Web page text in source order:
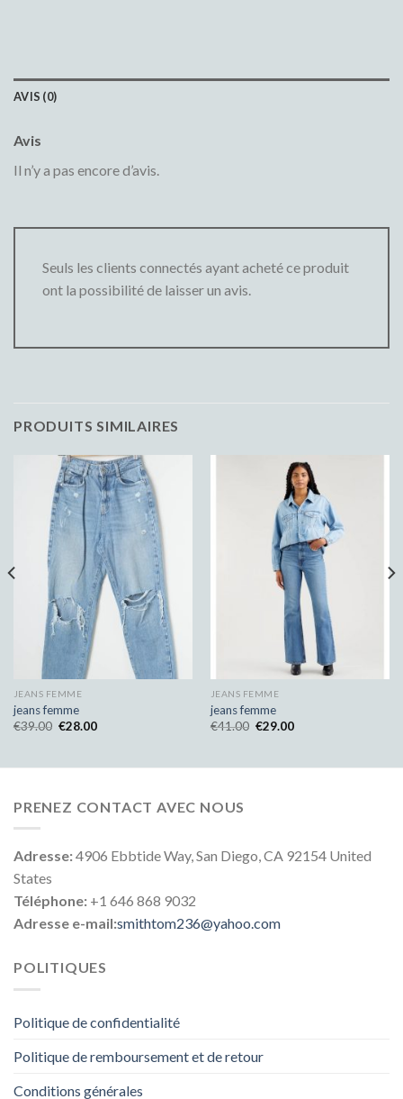
AVIS (0)
Avis
Il n’y a pas encore d’avis.
Seuls les clients connectés ayant acheté ce produit
ont la possibilité de laisser un avis.
PRODUITS SIMILAIRES
JEANS FEMME
jeans femme
€39.00 €28.00
JEANS FEMME
jeans femme
€41.00 €29.00
PRENEZ CONTACT AVEC NOUS
Adresse:4906 Ebbtide Way, San Diego, CA 92154 United
States
Téléphone: +1 646 868 9032
Adresse e-mail:smithtom236@yahoo.com
POLITIQUES
Politique de confidentialité
Politique de remboursement et de retour
Conditions générales